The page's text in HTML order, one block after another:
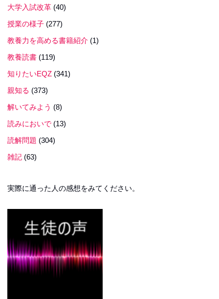
大学入試改革 (40)
授業の様子 (277)
教養力を高める書籍紹介 (1)
教養読書 (119)
知りたいEQZ (341)
親知る (373)
解いてみよう (8)
読みにおいで (13)
読解問題 (304)
雑記 (63)
実際に通った人の感想をみてください。